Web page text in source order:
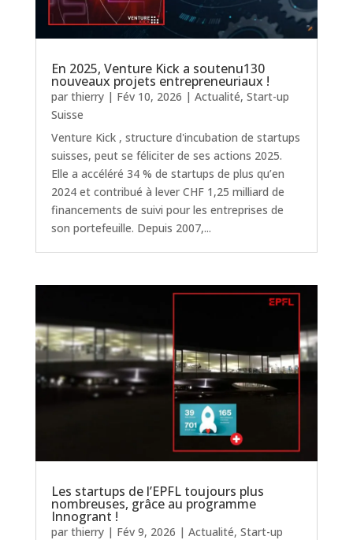
En 2025, Venture Kick a soutenu130
nouveaux projets entrepreneuriaux !
par thierry| Fév 10, 2026 | Actualité, Start-up
Suisse
Venture Kick , structure d'incubation de startups
suisses, peut se féliciter de ses actions 2025.
Elle a accéléré 34 % de startups de plus qu’en
2024 et contribué à lever CHF 1,25 milliard de
financements de suivi pour les entreprises de
son portefeuille. Depuis 2007,...
Les startups de l’EPFL toujours plus
nombreuses, grâce au programme
Innogrant !
par thierry| Fév 9, 2026 | Actualité, Start-up